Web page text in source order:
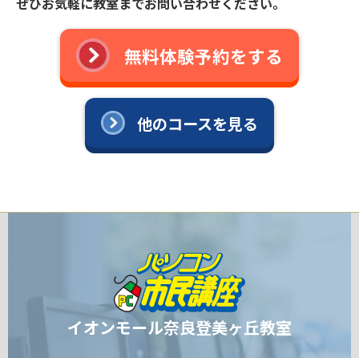
無料体験予約をする
他のコースを見る
イオンモール奈良登美ヶ丘教室